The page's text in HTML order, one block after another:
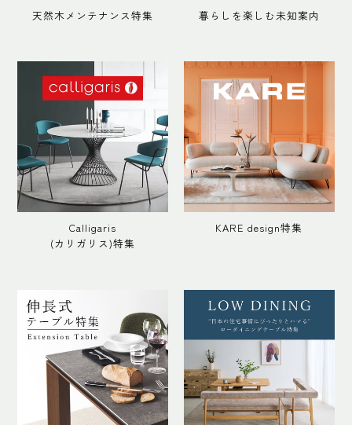
天然木メンテナンス特集 暮らしを楽しむ未知案内
Calligaris
(カリガリス)特集
KARE design特集